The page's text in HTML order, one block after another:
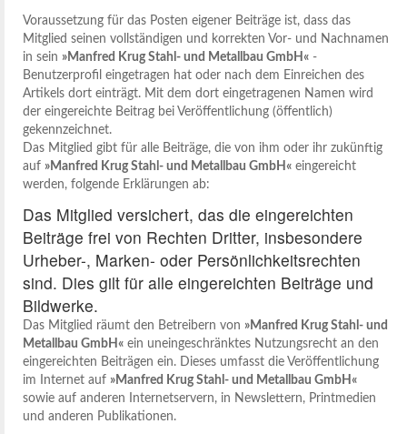
Voraussetzung für das Posten eigener Beiträge ist, dass das
Mitglied seinen vollständigen und korrekten Vor- und Nachnamen
in sein »Manfred Krug Stahl- und Metallbau GmbH« -
Benutzerprofil eingetragen hat oder nach dem Einreichen des
Artikels dort einträgt. Mit dem dort eingetragenen Namen wird
der eingereichte Beitrag bei Veröffentlichung (öffentlich)
gekennzeichnet.
Das Mitglied gibt für alle Beiträge, die von ihm oder ihr zukünftig
auf »Manfred Krug Stahl- und Metallbau GmbH« eingereicht
werden, folgende Erklärungen ab:
Das Mitglied versichert, das die eingereichten
Beiträge frei von Rechten Dritter, insbesondere
Urheber-, Marken- oder Persönlichkeitsrechten
sind. Dies gilt für alle eingereichten Beiträge und
Bildwerke.
Das Mitglied räumt den Betreibern von »Manfred Krug Stahl- und
Metallbau GmbH« ein uneingeschränktes Nutzungsrecht an den
eingereichten Beiträgen ein. Dieses umfasst die Veröffentlichung
im Internet auf »Manfred Krug Stahl- und Metallbau GmbH«
sowie auf anderen Internetservern, in Newslettern, Printmedien
und anderen Publikationen.